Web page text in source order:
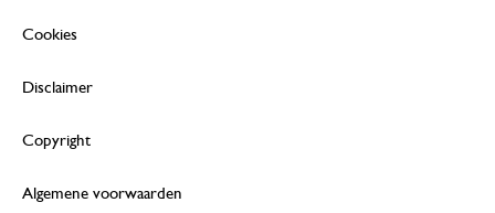
Cookies
Disclaimer
Copyright
Algemene voorwaarden